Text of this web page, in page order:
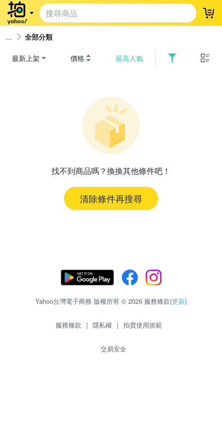
登
全部分類
最新上架 價格 最高人氣
找不到商品嗎？換換其他條件吧！
清除條件再搜尋
Yahoo台灣電子商務 版權所有 © 2026 服務條款(更新)
服務條款 | 隱私權 | 拍賣使用規範
交易安全